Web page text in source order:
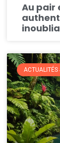
Au pair
ACTUALITÉS